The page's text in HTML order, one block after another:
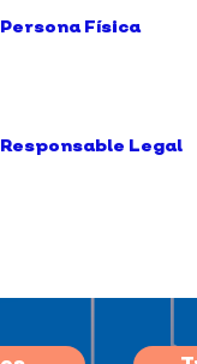
Persona Física
Responsable Legal